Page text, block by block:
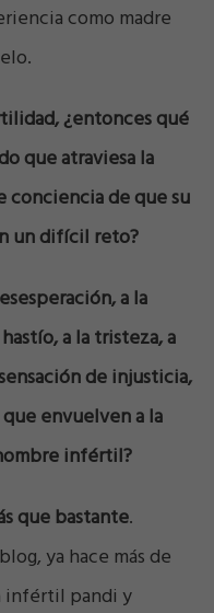
como madre
¿entonces qué
que atraviesa la
conciencia de que su
un difícil reto?
a la
a la tristeza, a
de injusticia,
envuelven a la
infértil?
que bastante.
ya hace más de
infértil pandi y